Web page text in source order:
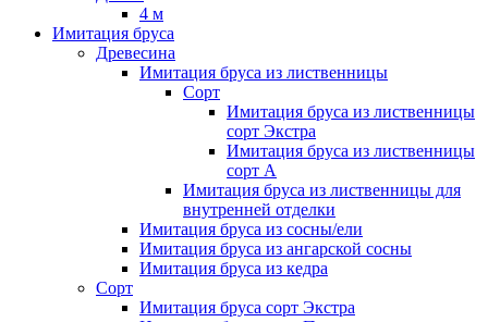
4 м
Имитация бруса
Древесина
Имитация бруса из лиственницы
Сорт
Имитация бруса из лиственницы
сорт Экстра
Имитация бруса из лиственницы
сорт A
Имитация бруса из лиственницы для
внутренней отделки
Имитация бруса из сосны/ели
Имитация бруса из ангарской сосны
Имитация бруса из кедра
Сорт
Имитация бруса сорт Экстра